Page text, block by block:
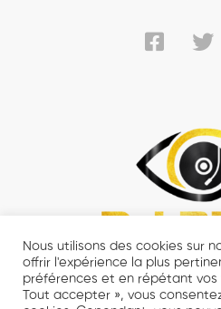
Nous utilisons des cookies sur
offrir l'expérience la plus
préférences et en répétant vos
Tout accepter », vous